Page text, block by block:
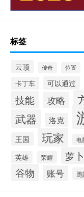
标签
云顶 传奇 位置
卡丁车
可以通过
技能 攻略
武器 洛克
王国 玩家 电
英雄 荣耀 萝卜
谷物 账号